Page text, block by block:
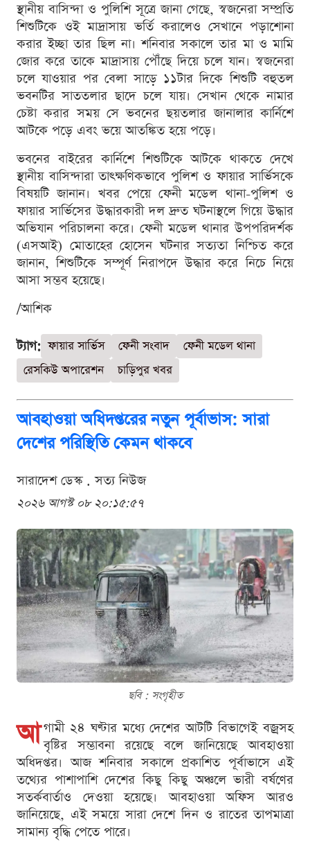
স্থানীয় বাসিন্দা ও পুলিশি সূত্রে জানা গেছে, স্বজনেরা সম্প্রতি
শিশুটিকে ওই মাদ্রাসায় ভর্তি করালেও সেখানে পড়াশোনা
করার ইচ্ছা তার ছিল না। শনিবার সকালে তার মা ও মামি
জোর করে তাকে মাদ্রাসায় পৌঁছে দিয়ে চলে যান। স্বজনেরা
চলে যাওয়ার পর বেলা সাড়ে ১১টার দিকে শিশুটি বহুতল
ভবনটির সাততলার ছাদে চলে যায়। সেখান থেকে নামার
চেষ্টা করার সময় সে ভবনের ছয়তলার জানালার কার্নিশে
আটকে পড়ে এবং ভয়ে আতঙ্কিত হয়ে পড়ে।
ভবনের বাইরের কার্নিশে শিশুটিকে আটকে থাকতে দেখে
স্থানীয় বাসিন্দারা তাৎক্ষণিকভাবে পুলিশ ও ফায়ার সার্ভিসকে
বিষয়টি জানান। খবর পেয়ে ফেনী মডেল থানা-পুলিশ ও
ফায়ার সার্ভিসের উদ্ধারকারী দল দ্রুত ঘটনাস্থলে গিয়ে উদ্ধার
অভিযান পরিচালনা করে। ফেনী মডেল থানার উপপরিদর্শক
(এসআই) মোতাহের হোসেন ঘটনার সত্যতা নিশ্চিত করে
জানান, শিশুটিকে সম্পূর্ণ নিরাপদে উদ্ধার করে নিচে নিয়ে
আসা সম্ভব হয়েছে।
/আশিক
ট্যাগ: ফায়ার সার্ভিস ফেনী সংবাদ
ফেনী মডেল থানা
রেসকিউ অপারেশন
চাড়িপুর খবর
আবহাওয়া অধিদপ্তরের নতুন পূর্বাভাস: সারা
দেশের পরিস্থিতি কেমন থাকবে
সারাদেশ ডেস্ক . সত্য নিউজ
২০২৬ আগস্ট ০৮ ২০:১৫:৫৭
ছবি : সংগৃহীত
আ গামী ২৪ ঘণ্টার মধ্যে দেশের আটটি বিভাগেই বজ্রসহ
বৃষ্টির সম্ভাবনা রয়েছে বলে জানিয়েছে আবহাওয়া
অধিদপ্তর। আজ শনিবার সকালে প্রকাশিত পূর্বাভাসে এই
তথ্যের পাশাপাশি দেশের কিছু কিছু অঞ্চলে ভারী বর্ষণের
সতর্কবার্তাও দেওয়া হয়েছে। আবহাওয়া অফিস আরও
জানিয়েছে, এই সময়ে সারা দেশে দিন ও রাতের তাপমাত্রা
সামান্য বৃদ্ধি পেতে পারে।